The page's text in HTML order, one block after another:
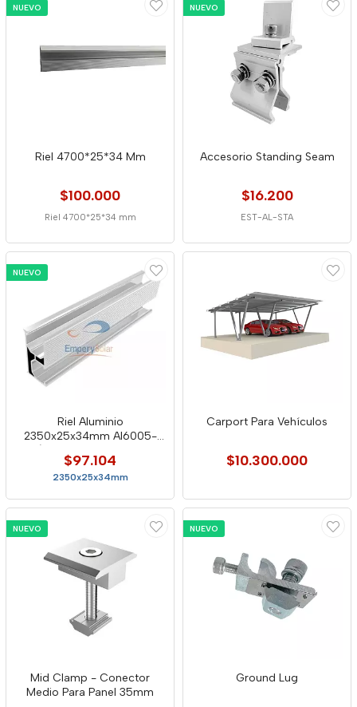
NUEVO
Riel 4700*25*34 Mm
$100.000
Riel 4700*25*34 mm
NUEVO
Accesorio Standing Seam
$16.200
EST-AL-STA
NUEVO
Riel Aluminio
2350x25x34mm Al6005-
$97.104
2350x25x34mm
Carport Para Vehículos
$10.300.000
NUEVO
Mid Clamp - Conector
Medio Para Panel 35mm
NUEVO
Ground Lug